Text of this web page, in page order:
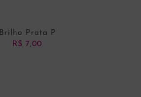
Brilho Prata P
R$ 7,00